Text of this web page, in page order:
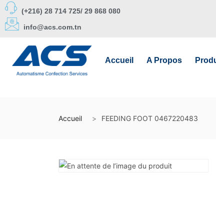
(+216) 28 714 725/ 29 868 080
info@acs.com.tn
Accueil A Propos
Accueil FEEDING FOOT 0467220483